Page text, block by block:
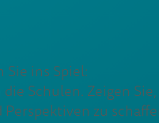
ins Spiel:
Schulen. Zeigen
zu